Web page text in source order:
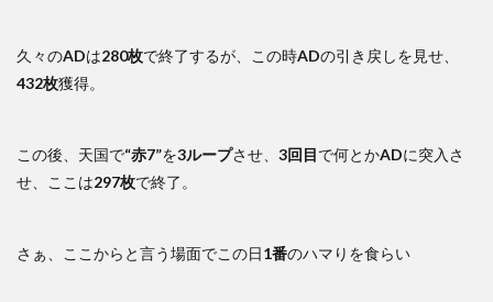
久々のADは280枚で終了するが、この時ADの引き戻しを見せ、
432枚獲得。
この後、天国で“赤7”を3ループさせ、 3回目で何とかADに突入さ
せ、ここは297枚で終了。
さぁ、ここからと言う場面でこの日1番のハマりを食らい